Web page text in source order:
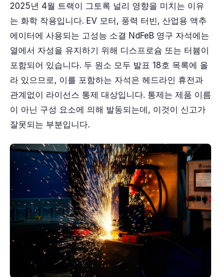
2025년 4월 트랙이 그토록 널리 영향을 미치는 이유
는 화학 작용입니다. EV 모터, 풍력 터빈, 산업용 액추
에이터에 사용되는 고성능 소결 NdFeB 영구 자석에는
열에서 자성을 유지하기 위해 디스프로슘 또는 터븀이
포함되어 있습니다. 두 원소 모두 발표 18호 목록에 올
라 있으므로, 이를 포함하는 자석은 헤드라인 휴전과
관계없이 라이선스 통제 대상입니다. 통제는 제품 이름
이 아닌 구성 요소에 의해 발동되는데, 이것이 신고가
잘못되는 부분입니다.